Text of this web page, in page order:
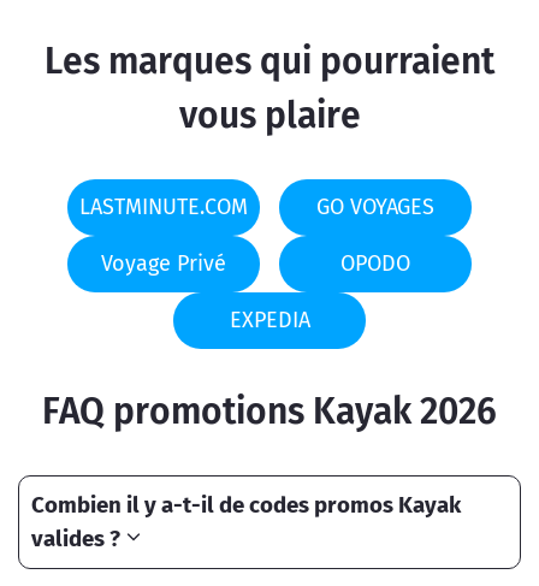
Les marques qui pourraient
vous plaire
LASTMINUTE.COM GO VOYAGES
Voyage Privé OPODO
EXPEDIA
FAQ promotions Kayak 2026
Combien il y a-t-il de codes promos Kayak
valides ?